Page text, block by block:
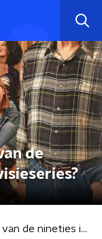
de
Krijgen we een revival van de nineties in nieuwe televisieseries?